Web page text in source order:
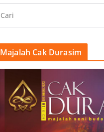
Majalah Cak Durasim